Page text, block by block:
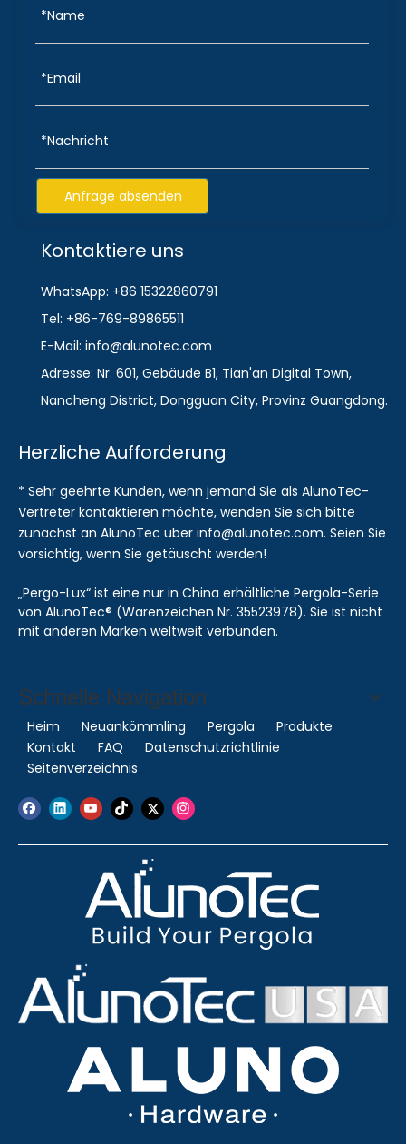
Anfrage absenden
Kontaktiere uns
WhatsApp: +86 15322860791
Tel: +86-769-89865511
E-Mail: info@alunotec.com
Adresse: Nr. 601, Gebäude B1, Tian'an Digital Town,
Nancheng District, Dongguan City, Provinz Guangdong.
Herzliche Aufforderung
* Sehr geehrte Kunden, wenn jemand Sie als AlunoTec-
Vertreter kontaktieren möchte, wenden Sie sich bitte
zunächst an AlunoTec über info@alunotec.com. Seien Sie
vorsichtig, wenn Sie getäuscht werden!
„Pergo-Lux“ ist eine nur in China erhältliche Pergola-Serie
von AlunoTec® (Warenzeichen Nr. 35523978). Sie ist nicht
mit anderen Marken weltweit verbunden.
Schnelle Navigation
Heim Neuankömmling Pergola
Produkte
Kontakt
FAQ
Datenschutzrichtlinie
Seitenverzeichnis